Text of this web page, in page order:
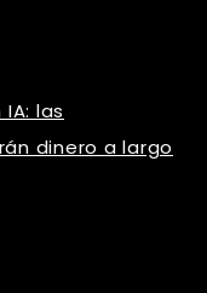
IA: las
dinero a largo